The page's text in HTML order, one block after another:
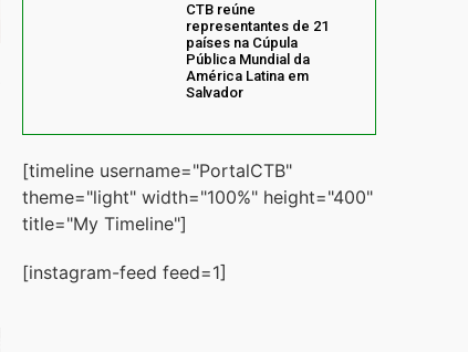
CTB reúne
representantes de 21
países na Cúpula
Pública Mundial da
América Latina em
Salvador
[timeline username="PortalCTB"
theme="light" width="100%" height="400"
title="My Timeline"]
[instagram-feed feed=1]